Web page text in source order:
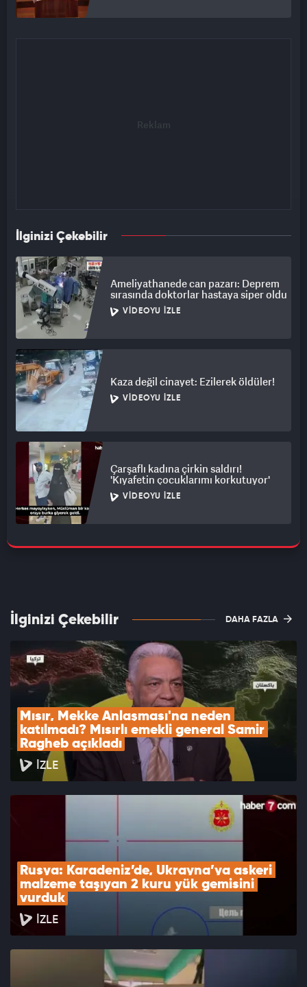
İlginizi Çekebilir
Ameliyathanede can pazarı: Deprem
sırasında doktorlar hastaya siper oldu
VIDEOYU İZLE
Kaza değil cinayet: Ezilerek öldüler!
VIDEOYU İZLE
Çarşaflı kadına çirkin saldırı!
'Kıyafetin çocuklarımı korkutuyor'
VIDEOYU İZLE
İlginizi Çekebilir DAHA FAZLA
Mısır, Mekke Anlaşması'na neden
katılmadı? Mısırlı emekli general Samir
Ragheb açıkladı
İZLE
Rusya: Karadeniz’de, Ukrayna’ya askeri
malzeme taşıyan 2 kuru yük gemisini
vurduk
İZLE